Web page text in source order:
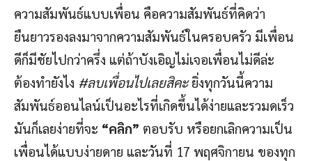
ความสัมพันธ์แบบเพื่อน คือความสัมพันธ์ที่คิดว่า
ยืนยาวรองลงมาจากความสัมพันธ์ในครอบครัว มีเพื่อน
ดีก็มีชัยไปกว่าครึ่ง แต่ถ้าบังเอิญไม่เจอเพื่อนไม่ดีล่ะ
ต้องทำยังไง #ลบเพื่อนไปเลยสิคะยิ่งทุกวันนี้ความ
สัมพันธ์ออนไลน์เป็นอะไรที่เกิดขึ้นได้ง่ายและรวมดเร็ว
มันก็เลยง่ายที่จะ “คลิก” ตอบรับ หรือยกเลิกความเป็น
เพื่อนได้แบบง่ายดาย และวันที่ 17 พฤศจิกายน ของทุก